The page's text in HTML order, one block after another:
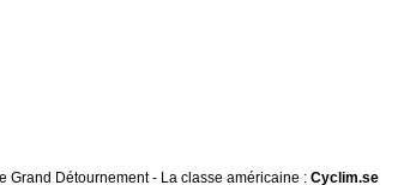
Grand Détournement - La classe américaine : Cyclim.se